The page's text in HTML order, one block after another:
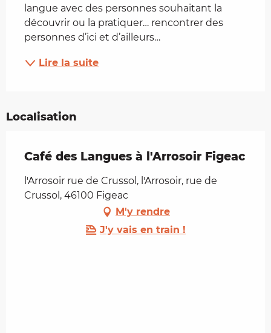
langue avec des personnes souhaitant la
découvrir ou la pratiquer… rencontrer des
personnes d’ici et d’ailleurs…
Lire la suite
Localisation
Café des Langues à l'Arrosoir Figeac
l'Arrosoir rue de Crussol, l'Arrosoir, rue de
Crussol, 46100 Figeac
M'y rendre
J'y vais en train !